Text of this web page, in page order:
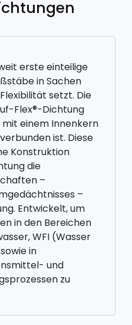
erste einteilige
in Sachen
setzt. Die
Flex®-Dichtung
mit einem Innenkern
ist. Diese
Konstruktion
die
–
–
Entwickelt, um
in den Bereichen
WFI (Wasser
in
und
zu